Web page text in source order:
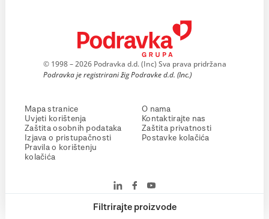
Filtrirajte proizvode
© 1998 – 2026 Podravka d.d. (Inc) Sva prava pridržana
Podravka je registrirani žig Podravke d.d. (Inc.)
Mapa stranice
Uvjeti korištenja
Zaštita osobnih podataka
Izjava o pristupačnosti
Pravila o korištenju
kolačića
O nama
Kontaktirajte nas
Zaštita privatnosti
Postavke kolačića